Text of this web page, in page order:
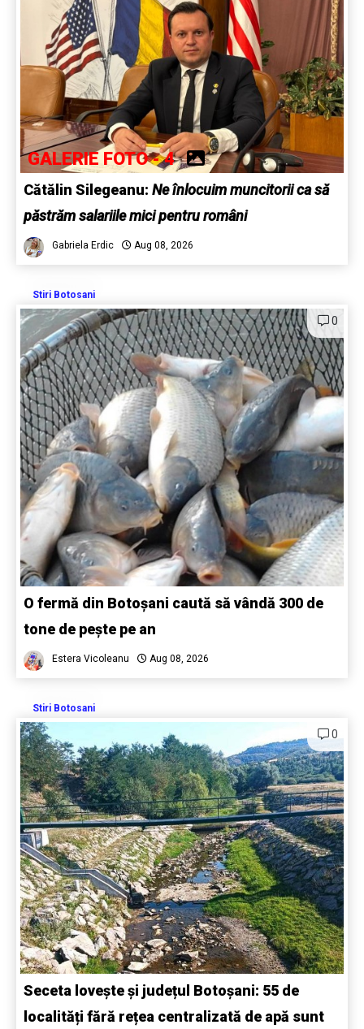
GALERIE FOTO - 4
Cătălin Silegeanu: Ne înlocuim muncitorii ca să
păstrăm salariile mici pentru români
Gabriela Erdic Aug 08, 2026
Stiri Botosani
0
O fermă din Botoșani caută să vândă 300 de
tone de pește pe an
Estera Vicoleanu Aug 08, 2026
Stiri Botosani
0
Seceta lovește și județul Botoșani: 55 de
localități fără rețea centralizată de apă sunt